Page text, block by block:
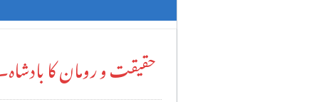
حقیقت و رومان کا